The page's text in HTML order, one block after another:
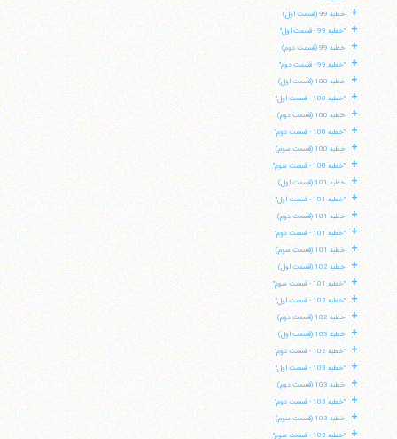
+ خطبه 99 (قسمت اول)
+ "خطبه 99 - قسمت اول"
+ خطبه 99 (قسمت دوم)
+ "خطبه 99 - قسمت دوم"
+ خطبه 100 (قسمت اول)
+ "خطبه 100 - قسمت اول"
+ خطبه 100 (قسمت دوم)
+ "خطبه 100 - قسمت دوم"
+ خطبه 100 (قسمت سوم)
+ "خطبه 100 - قسمت سوم"
+ خطبه 101 (قسمت اول)
+ "خطبه 101 - قسمت اول"
+ خطبه 101 (قسمت دوم)
+ "خطبه 101 - قسمت دوم"
+ خطبه 101 (قسمت سوم)
+ خطبه 102 (قسمت اول)
+ "خطبه 101 - قسمت سوم"
+ "خطبه 102 - قسمت اول"
+ خطبه 102 (قسمت دوم)
+ خطبه 103 (قسمت اول)
+ "خطبه 102 - قسمت دوم"
+ "خطبه 103 - قسمت اول"
+ خطبه 103 (قسمت دوم)
+ "خطبه 103 - قسمت دوم"
+ خطبه 103 (قسمت سوم)
+ "خطبه 103 - قسمت سوم"